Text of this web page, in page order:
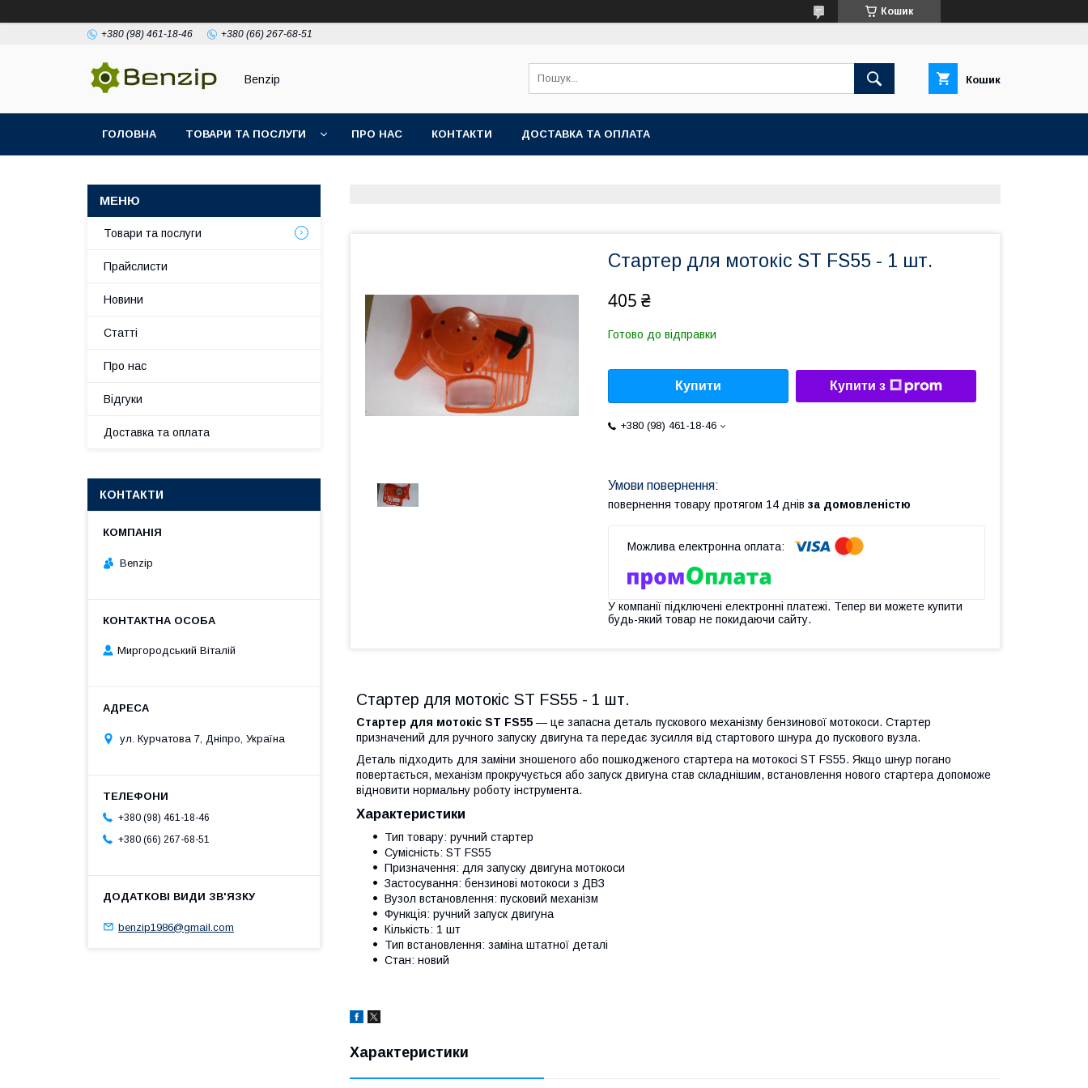
Кошик
+380 (98) 461-18-46 +380 (66) 267-68-51
Benzip Кошик
ГОЛОВНА ТОВАРИ ТА ПОСЛУГИ ПРО НАС КОНТАКТИ ДОСТАВКА ТА ОПЛАТА
Стартер для мотокіс ST FS55 - 1 шт.
405 ₴
Готово до відправки
Купити Купити з
+380 (98) 461-18-46
повернення товару протягом 14 днів за домовленістю
У компанії підключені електронні платежі. Тепер ви можете купити
будь-який товар не покидаючи сайту.
Стартер для мотокіс ST FS55 - 1 шт.
Стартер для мотокіс ST FS55 — це запасна деталь пускового механізму бензинової мотокоси. Стартер
призначений для ручного запуску двигуна та передає зусилля від стартового шнура до пускового вузла.
Деталь підходить для заміни зношеного або пошкодженого стартера на мотокосі ST FS55. Якщо шнур погано
повертається, механізм прокручується або запуск двигуна став складнішим, встановлення нового стартера допоможе
відновити нормальну роботу інструмента.
Характеристики
Тип товару: ручний стартер
Сумісність: ST FS55
Призначення: для запуску двигуна мотокоси
Застосування: бензинові мотокоси з ДВЗ
Вузол встановлення: пусковий механізм
Функція: ручний запуск двигуна
Кількість: 1 шт
Тип встановлення: заміна штатної деталі
Стан: новий
Характеристики
Товари та послуги
Прайслисти
Новини
Статті
Про нас
Відгуки
Доставка та оплата
КОНТАКТИ
Benzip
Миргородський Віталій
ул. Курчатова 7, Дніпро, Україна
+380 (98) 461-18-46
+380 (66) 267-68-51
benzip1986@gmail.com